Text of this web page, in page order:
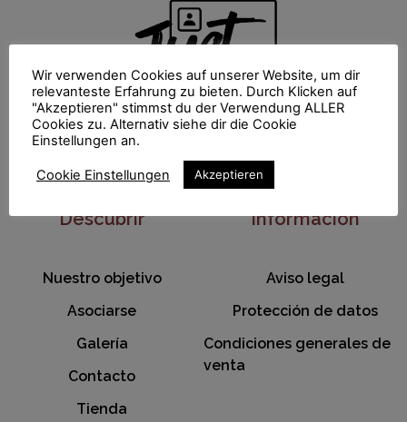
Descubrir
Nuestro objetivo
Asociarse
Galería
Contacto
Tienda
Información
Aviso legal
Protección de datos
Condiciones generales de
venta
Wir verwenden Cookies auf unserer Website, um dir
relevanteste Erfahrung zu bieten. Durch Klicken auf
"Akzeptieren" stimmst du der Verwendung ALLER
Cookies zu. Alternativ siehe dir die Cookie
Einstellungen an.
Cookie Einstellungen Akzeptieren